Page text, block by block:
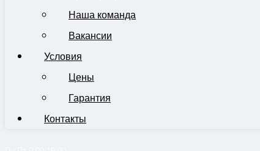
Наша команда
Вакансии
Условия
Цены
Гарантия
Контакты